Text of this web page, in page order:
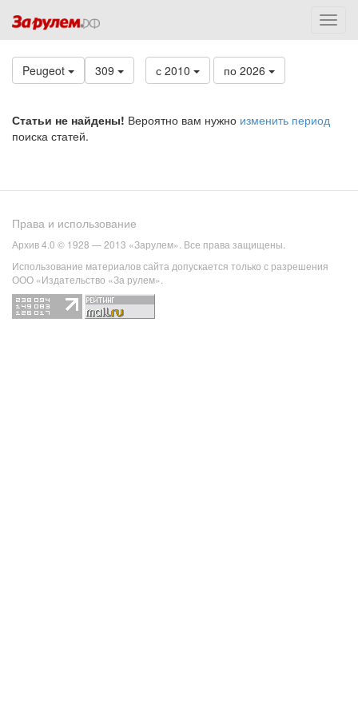
Peugeot 309 с 2010 по 2026
Статьи не найдены! Вероятно вам нужно изменить период
поиска статей.
Права и использование
Архив 4.0 © 1928 — 2013 «Зарулем». Все права защищены.
Использование материалов сайта допускается только с разрешения
ООО «Издательство «За рулем».